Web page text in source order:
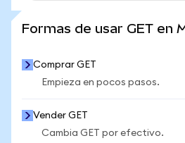
Formas de usar GET en
Comprar GET
Empieza en pocos pasos.
Vender GET
Cambia GET por efectivo.